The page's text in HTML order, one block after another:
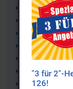
World Wildlife
Weltherrschaft
USA
Neue
Monarchie
Henry
John F.
"3 für 2"-
126!